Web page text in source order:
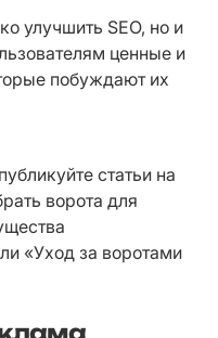
улучшить SEO, но и
ценные и
побуждают их
статьи на
ворота для
«Уход за воротами